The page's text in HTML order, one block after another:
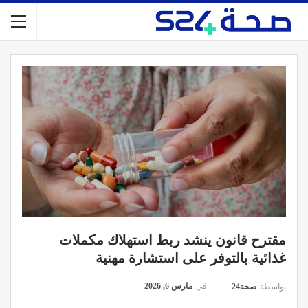
مقترح قانون ينشد ربط استهلاك مكملات
غذائية بالتوفر على استشارة مهنية
بواسطة صحة24 في مارس 6, 2026